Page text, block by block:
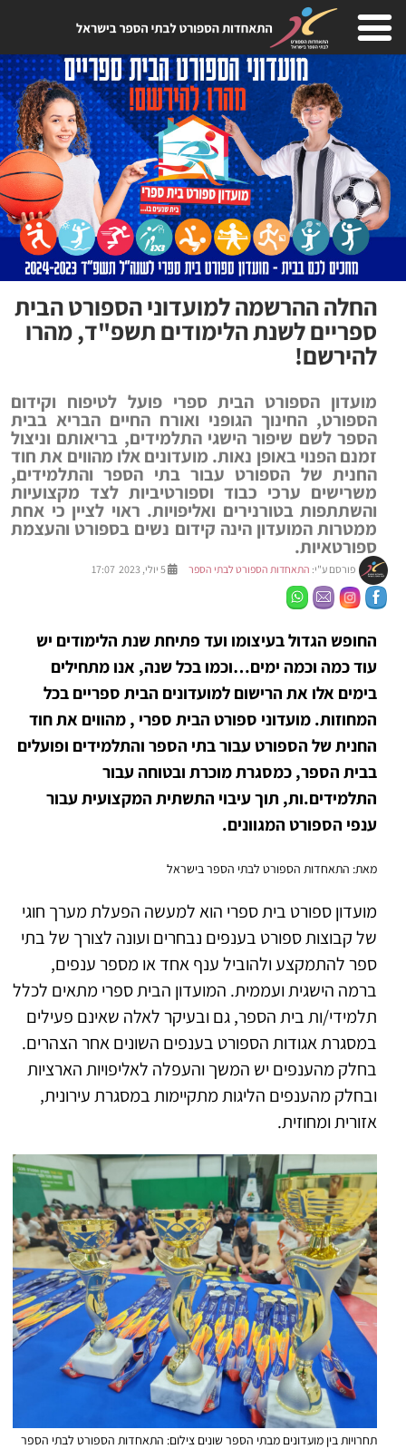
החלה ההרשמה למועדוני הספורט הבית
ספריים לשנת הלימודים תשפ"ד, מהרו
להירשם!
מועדון הספורט הבית ספרי פועל לטיפוח וקידום
הספורט, החינוך הגופני ואורח החיים הבריא בבית
הספר לשם שיפור הישגי התלמידים, בריאותם וניצול
זמנם הפנוי באופן נאות. מועדונים אלו מהווים את חוד
החנית של הספורט עבור בתי הספר והתלמידים,
משרישים ערכי כבוד וספורטיביות לצד מקצועיות
והשתתפות בטורנירים ואליפויות. ראוי לציין כי אחת
ממטרות המועדון הינה קידום נשים בספורט והעצמת
ספורטאיות.
פורסם ע"י: התאחדות הספורט לבתי הספר
החופש הגדול בעיצומו ועד פתיחת שנת הלימודים יש
עוד כמה וכמה ימים…וכמו בכל שנה, אנו מתחילים
בימים אלו את הרישום למועדונים הבית ספריים בכל
המחוזות. מועדוני ספורט הבית ספרי , מהווים את חוד
החנית של הספורט עבור בתי הספר והתלמידים ופועלים
בבית הספר, כמסגרת מוכרת ובטוחה עבור
התלמידים.ות, תוך עיבוי התשתית המקצועית עבור
ענפי הספורט המגוונים.
מאת: התאחדות הספורט לבתי הספר בישראל
מועדון ספורט בית ספרי הוא למעשה הפעלת מערך חוגי
של קבוצות ספורט בענפים נבחרים ועונה לצורך של בתי
ספר להתמקצע ולהוביל ענף אחד או מספר ענפים,
ברמה הישגית ועממית. המועדון הבית ספרי מתאים לכלל
תלמידי/ות בית הספר, גם ובעיקר לאלה שאינם פעילים
במסגרת אגודות הספורט בענפים השונים אחר הצהרים.
בחלק מהענפים יש המשך והעפלה לאליפויות הארציות
ובחלק מהענפים הליגות מתקיימות במסגרת עירונית,
אזורית ומחוזית.
תחרויות בין מועדונים מבתי הספר שונים צילום: התאחדות הספורט לבתי הספר